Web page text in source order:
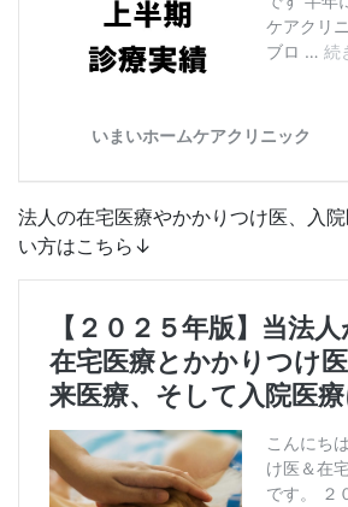
法人の在宅医療やかかりつけ医、入
い方はこちら↓